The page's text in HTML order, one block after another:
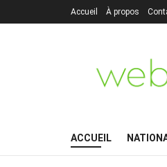
Accueil À propos
ACCUEIL